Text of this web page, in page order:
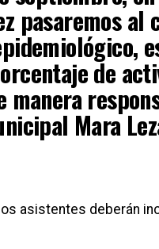
pasaremos al
de
Mara
asistentes deberán